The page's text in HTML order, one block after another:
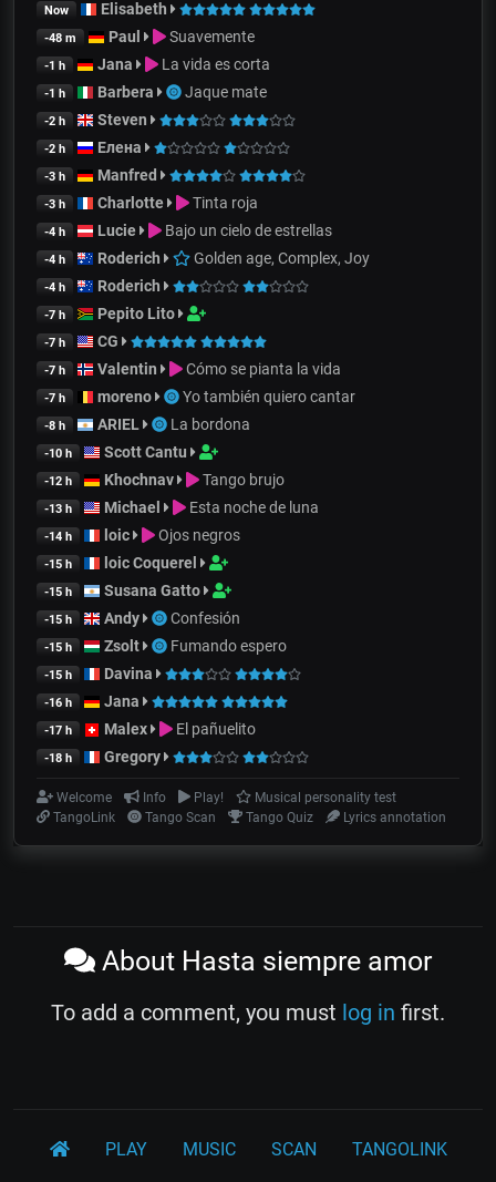
Now Elisabeth
-48 m Paul Suavemente
-1 h Jana La vida es corta
-1 h Barbera Jaque mate
-2 h Steven
-2 h Елена
-3 h Manfred
-3 h Charlotte Tinta roja
-4 h Lucie Bajo un cielo de estrellas
-4 h Roderich Golden age, Complex, Joy
-4 h Roderich
-7 h Pepito Lito
-7 h CG
-7 h Valentin Cómo se pianta la vida
-7 h moreno Yo también quiero cantar
-8 h ARIEL La bordona
-10 h Scott Cantu
-12 h Khochnav Tango brujo
-13 h Michael Esta noche de luna
-14 h loic Ojos negros
-15 h loic Coquerel
-15 h Susana Gatto
-15 h Andy Confesión
-15 h Zsolt Fumando espero
-15 h Davina
-16 h Jana
-17 h Malex El pañuelito
-18 h Gregory
Welcome Info Play!
Musical personality test
TangoLink
Tango Scan Tango Quiz Lyrics annotation
About Hasta siempre amor
To add a comment, you must log in first.
PLAY MUSIC SCAN TANGOLINK